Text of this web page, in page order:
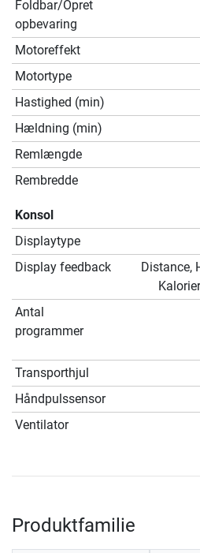
Foldbar/Opret
opbevaring
Motoreffekt
Motortype
Hastighed (min)
Hældning (min)
Remlængde
Rembredde
Konsol
Displaytype
Display feedback
Distance,
Antal
programmer
Transporthjul
Håndpulssensor
Ventilator
Produktfamilie